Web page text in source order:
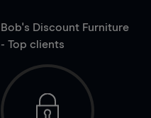
Bob's Discount Furniture
- Top clients